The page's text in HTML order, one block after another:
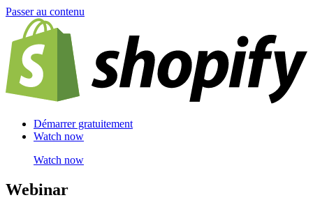
Passer au contenu
Démarrer gratuitement
Watch now
Watch now
Webinar